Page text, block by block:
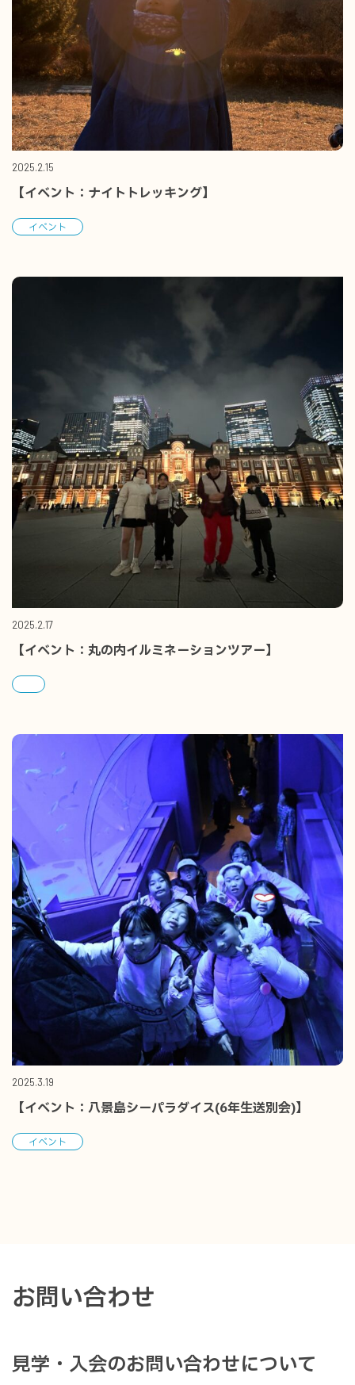
2025.2.15
【イベント：ナイトトレッキング】
イベント
2025.2.17
【イベント：丸の内イルミネーションツアー】
2025.3.19
【イベント：八景島シーパラダイス(6年生送別会)】
イベント
お問い合わせ
見学・入会のお問い合わせについて